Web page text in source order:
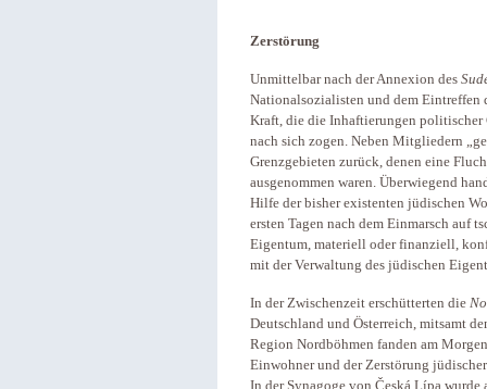
Zerstörung
Unmittelbar nach der Annexion des
Nationalsozialisten und dem
Kraft, die die Inhaftierungen politischer
nach sich zogen. Neben Mitgliedern
Grenzgebieten zurück, denen eine
ausgenommen waren. Überwiegend
Hilfe der bisher existenten jüdischen
ersten Tagen nach dem Einmarsch auf
Eigentum, materiell oder finanziell,
mit der Verwaltung des jüdischen
In der Zwischenzeit erschütterten die
Deutschland und Österreich, mitsamt
Region Nordböhmen fanden am
Einwohner und der Zerstörung
In der Synagoge von Česká Lípa wurde